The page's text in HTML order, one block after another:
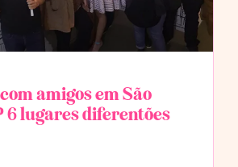
amigos em São
6 lugares diferentões